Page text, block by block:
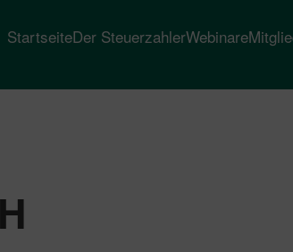
StartseiteDer SteuerzahlerWebinare